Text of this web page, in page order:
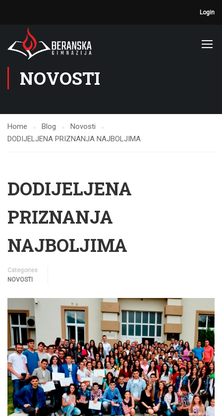
Login
NOVOSTI
Home Blog
Novosti
DODIJELJENA PRIZNANJA NAJBOLJIMA
DODIJELJENA
PRIZNANJA
NAJBOLJIMA
Categories
NOVOSTI